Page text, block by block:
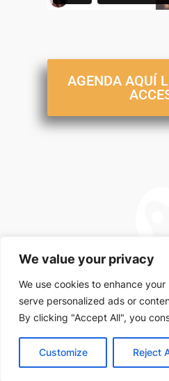
We value your privacy
We use cookies to enhance
serve personalized ads or
By clicking "Accept All", you
Customize Reject
AGENDA AQUÍ
Este sitio no es parte del sitio web de
está respaldado por Facebook de ninguna
comercial de FACEBOOK, Inc.